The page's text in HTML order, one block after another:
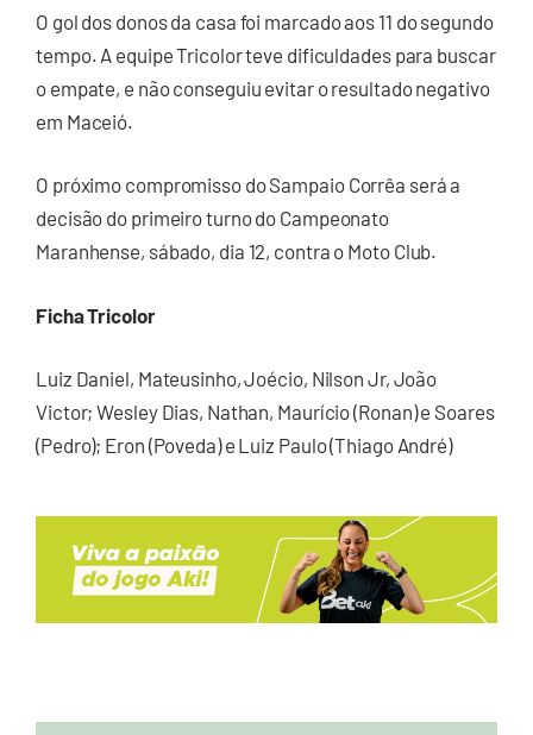
O gol dos donos da casa foi marcado aos 11 do segundo
tempo. A equipe Tricolor teve dificuldades para buscar
o empate, e não conseguiu evitar o resultado negativo
em Maceió.
O próximo compromisso do Sampaio Corrêa será a
decisão do primeiro turno do Campeonato
Maranhense, sábado, dia 12, contra o Moto Club.
Ficha Tricolor
Luiz Daniel, Mateusinho, Joécio, Nilson Jr, João
Victor; Wesley Dias, Nathan, Maurício (Ronan) e Soares
(Pedro); Eron (Poveda) e Luiz Paulo (Thiago André)